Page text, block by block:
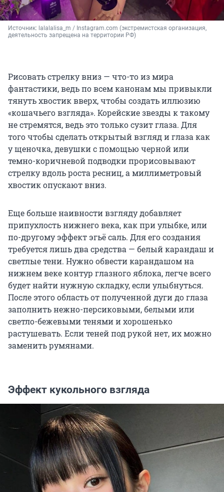
Источник: lalalalisa_m / Instagram.com (экстремистская организация,
деятельность запрещена на территории РФ)
Рисовать стрелку вниз — что-то из мира
фантастики, ведь по всем канонам мы привыкли
тянуть хвостик вверх, чтобы создать иллюзию
«кошачьего взгляда». Корейские звезды к такому
не стремятся, ведь это только сузит глаза. Для
того чтобы сделать открытый взгляд и глаза как
у щеночка, девушки с помощью черной или
темно-коричневой подводки прорисовывают
стрелку вдоль роста ресниц, а миллиметровый
хвостик опускают вниз.
Еще больше наивности взгляду добавляет
припухлость нижнего века, как при улыбке, или
по-другому эффект эгьё саль. Для его создания
требуется лишь два средства — белый карандаш и
светлые тени. Нужно обвести карандашом на
нижнем веке контур глазного яблока, легче всего
будет найти нужную складку, если улыбнуться.
После этого область от полученной дуги до глаза
заполнить нежно-персиковыми, белыми или
светло-бежевыми тенями и хорошенько
растушевать. Если теней под рукой нет, их можно
заменить румянами.
Эффект кукольного взгляда